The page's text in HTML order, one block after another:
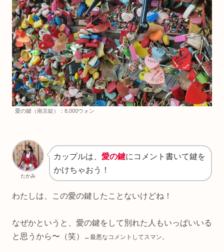
愛の鍵（南京錠）：8,000ウォン
たかみ
カップルは、 愛の鍵にコメント書いて鍵を
かけちゃおう！
わたしは、この愛の鍵したことないけどね！
なぜかというと、愛の鍵をして別れた人もいっぱいいる
と思うから〜（笑）
←最悪なコメントしてスマン。